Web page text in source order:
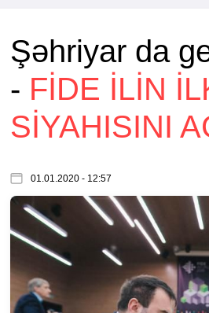
Şəhriyar da
- FİDE ILIN
SIYAHISINI
01.01.2020 - 12:57